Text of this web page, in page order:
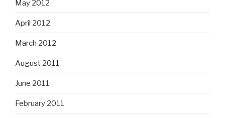
May 2012
April 2012
March 2012
August 2011
June 2011
February 2011